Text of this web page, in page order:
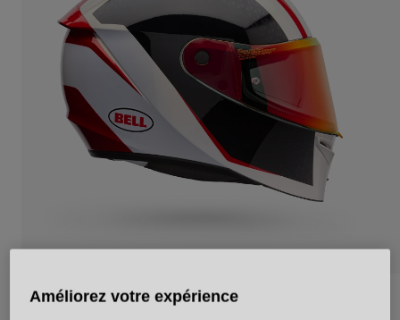
Motocross
Adventure
Rétro
Pièces détachées
Route et Gravel
Urbain
BMX
Pièces détachées
Lithium Mips+ Blip
Améliorez votre expérience